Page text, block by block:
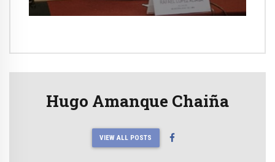
Hugo Amanque Chaiña
VIEW ALL POSTS